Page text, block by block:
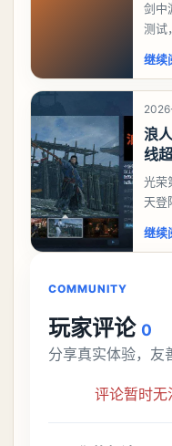
剑中
测试
剑测
情的
继续
浪
线
光荣
天登
贬不
继续
COMMUNITY
玩家评论 0
分享真实体验，友
评论暂时无